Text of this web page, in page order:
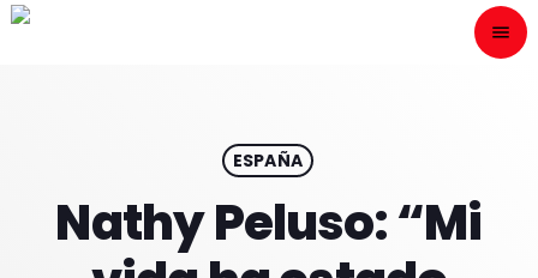
menu
play_arrow
ESPAÑA
Nathy Peluso: “Mi